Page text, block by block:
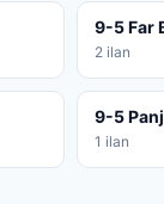
9-5 Far
2 ilan
9-5
1 ilan